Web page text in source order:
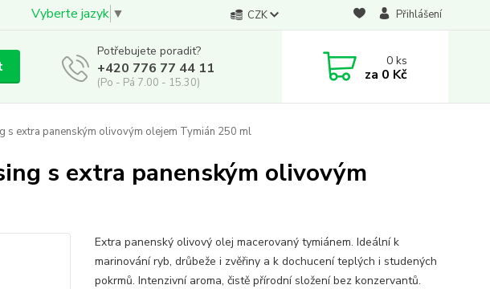
Vyberte jazyk ▼ CZK Přihlášení
Potřebujete poradit?
+420 776 77 44 11
(Po - Pá 7.00 - 15.30)
0ks
za 0 Kč
s extra panenským olivovým olejem Tymián 250 ml
s extra panenským olivovým
Extra panenský olivový olej macerovaný tymiánem. Ideální k
marinování ryb, drůbeže i zvěřiny a k dochucení teplých i studených
pokrmů. Intenzivní aroma, čistě přírodní složení bez konzervantů.